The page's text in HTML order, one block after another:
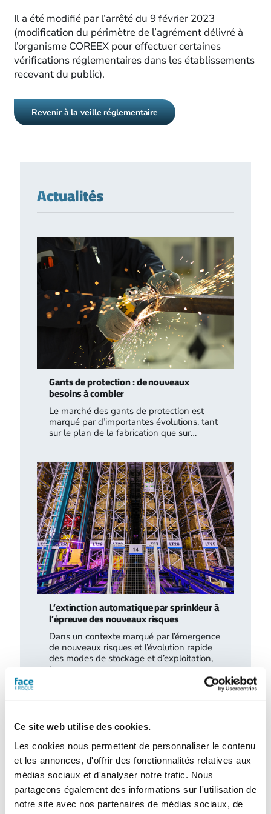
Ce site web utilise des cookies.
Les cookies nous permettent de personnaliser le contenu
et les annonces, d'offrir des fonctionnalités relatives aux
médias sociaux et d'analyser notre trafic. Nous
partageons également des informations sur l'utilisation de
notre site avec nos partenaires de médias sociaux, de
Il a été modifié par l’arrêté du 9 février 2023
(modification du périmètre de l’agrément délivré à
l’organisme COREEX pour effectuer certaines
vérifications réglementaires dans les établissements
recevant du public).
Revenir à la veille réglementaire
Actualités
Gants de protection : de nouveaux
besoins à combler
Le marché des gants de protection est
marqué par d’importantes évolutions, tant
sur le plan de la fabrication que sur…
L’extinction automatique par sprinkleur à
l’épreuve des nouveaux risques
Dans un contexte marqué par l’émergence
de nouveaux risques et l’évolution rapide
des modes de stockage et d’exploitation,
le…